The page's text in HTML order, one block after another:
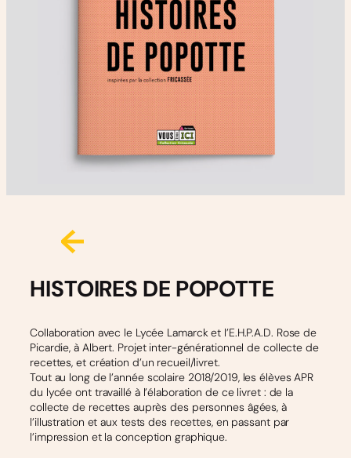
HISTOIRES DE POPOTTE
Collaboration avec le Lycée Lamarck et l’E.H.P.A.D. Rose de
Picardie, à Albert. Projet inter-générationnel de collecte de
recettes, et création d’un recueil/livret.
Tout au long de l’année scolaire 2018/2019, les élèves APR
du lycée ont travaillé à l’élaboration de ce livret : de la
collecte de recettes auprès des personnes âgées, à
l’illustration et aux tests des recettes, en passant par
l’impression et la conception graphique.